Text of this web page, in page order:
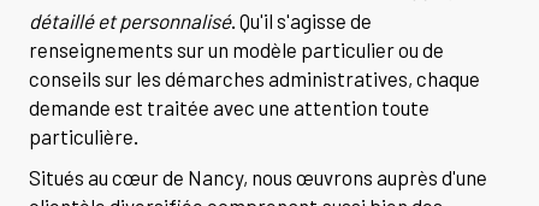
détaillé et personnalisé. Qu'il s'agisse de
renseignements sur un modèle particulier ou de
conseils sur les démarches administratives, chaque
demande est traitée avec une attention toute
particulière.
Situés au cœur de Nancy, nous œuvrons auprès d'une